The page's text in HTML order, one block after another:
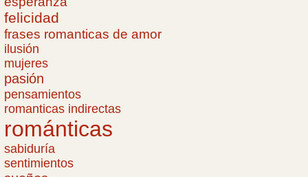
felicidad
frases romanticas de amor
ilusión
mujeres
pasión
pensamientos
romanticas indirectas
románticas
sabiduría
sentimientos